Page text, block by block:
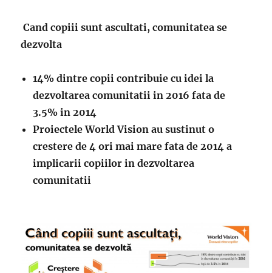
Cand copiii sunt ascultati, comunitatea se
dezvolta
14% dintre copii contribuie cu idei la
dezvoltarea comunitatii in 2016 fata de
3.5% in 2014
Proiectele World Vision au sustinut o
crestere de 4 ori mai mare fata de 2014 a
implicarii copiilor in dezvoltarea
comunitatii